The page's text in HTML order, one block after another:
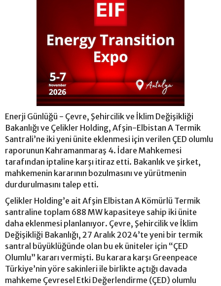
Enerji Günlüğü - Çevre, Şehircilik ve İklim Değişikliği
Bakanlığı ve Çelikler Holding, Afşin-Elbistan A Termik
Santrali’ne iki yeni ünite eklenmesi için verilen ÇED olumlu
raporunun Kahramanmaraş 4. İdare Mahkemesi
tarafından iptaline karşı itiraz etti. Bakanlık ve şirket,
mahkemenin kararının bozulmasını ve yürütmenin
durdurulmasını talep etti.
Çelikler Holding’e ait Afşin Elbistan A Kömürlü Termik
santraline toplam 688 MW kapasiteye sahip iki ünite
daha eklenmesi planlanıyor. Çevre, Şehircilik ve İklim
Değişikliği Bakanlığı, 27 Aralık 2024’te yeni bir termik
santral büyüklüğünde olan bu ek üniteler için “ÇED
Olumlu” kararı vermişti. Bu karara karşı Greenpeace
Türkiye’nin yöre sakinleri ile birlikte açtığı davada
mahkeme Çevresel Etki Değerlendirme (ÇED) olumlu